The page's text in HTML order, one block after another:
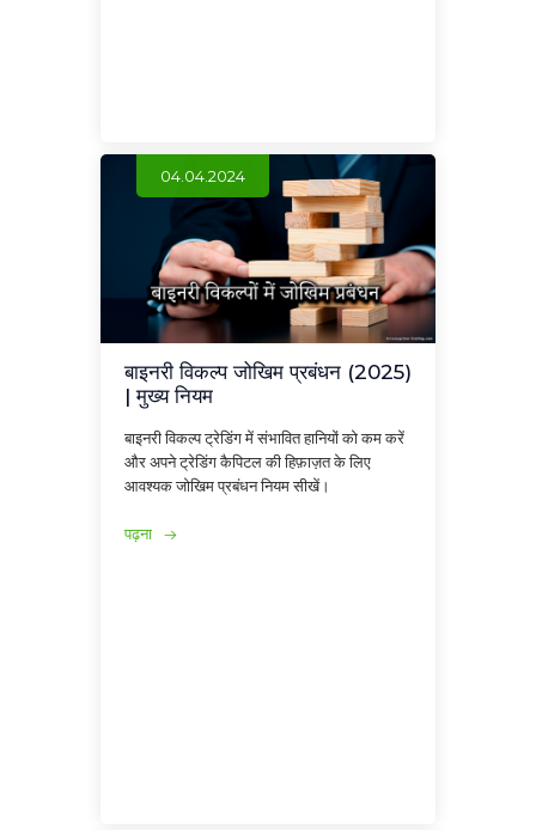
04.04.2024
बाइनरी विकल्प जोखिम प्रबंधन (2025)
| मुख्य नियम
बाइनरी विकल्प ट्रेडिंग में संभावित हानियों को कम करें
और अपने ट्रेडिंग कैपिटल की हिफ़ाज़त के लिए
आवश्यक जोखिम प्रबंधन नियम सीखें।
पढ़ना